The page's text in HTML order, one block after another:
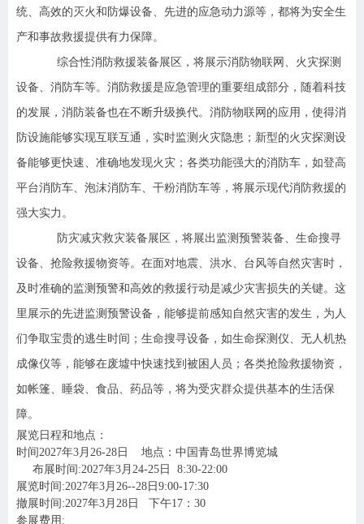
统、高效的灭火和防爆设备、先进的应急动力源等，都将为安全生
产和事故救援提供有力保障。
综合性消防救援装备展区，将展示消防物联网、火灾探测
设备、消防车等。消防救援是应急管理的重要组成部分，随着科技
的发展，消防装备也在不断升级换代。消防物联网的应用，使得消
防设施能够实现互联互通，实时监测火灾隐患；新型的火灾探测设
备能够更快速、准确地发现火灾；各类功能强大的消防车，如登高
平台消防车、泡沫消防车、干粉消防车等，将展示现代消防救援的
强大实力。
防灾减灾救灾装备展区，将展出监测预警装备、生命搜寻
设备、抢险救援物资等。在面对地震、洪水、台风等自然灾害时，
及时准确的监测预警和高效的救援行动是减少灾害损失的关键。这
里展示的先进监测预警设备，能够提前感知自然灾害的发生，为人
们争取宝贵的逃生时间；生命搜寻设备，如生命探测仪、无人机热
成像仪等，能够在废墟中快速找到被困人员；各类抢险救援物资，
如帐篷、睡袋、食品、药品等，将为受灾群众提供基本的生活保
障。
展览日程和地点：
时间2027年3月26-28日 地点：中国青岛世界博览城
布展时间:2027年3月24-25日 8:30-22:00
展览时间:2027年3月26--28日9:00-17:30
撤展时间:2027年3月28日 下午17：30
参展费用: